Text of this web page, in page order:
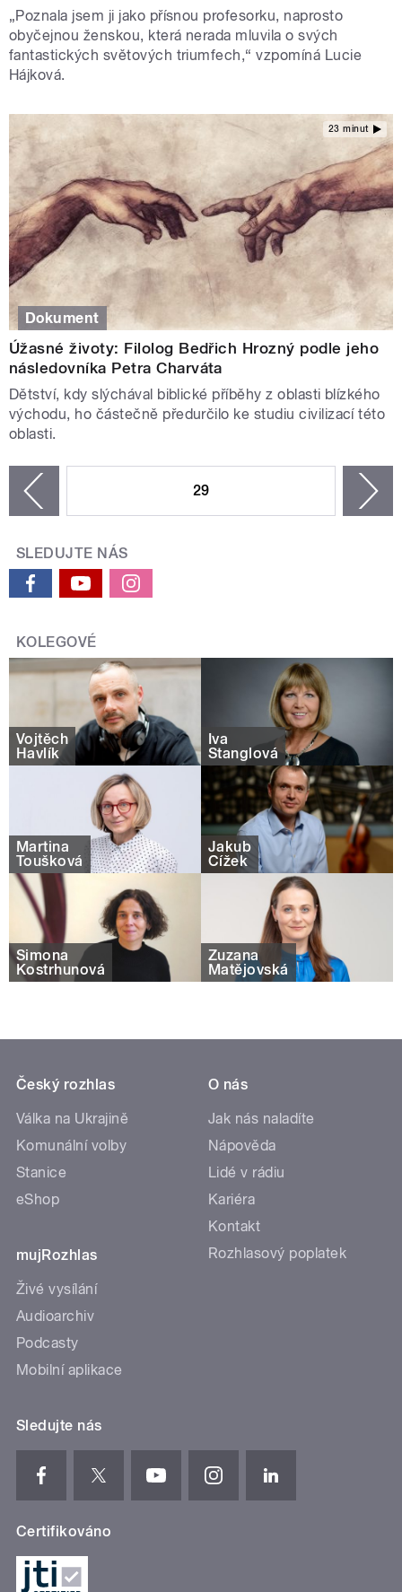
„Poznala jsem ji jako přísnou profesorku, naprosto
obyčejnou ženskou, která nerada mluvila o svých
fantastických světových triumfech,“ vzpomíná Lucie
Hájková.
23 minut
Dokument
Úžasné životy: Filolog Bedřich Hrozný podle jeho
následovníka Petra Charváta
Dětství, kdy slýchával biblické příběhy z oblasti blízkého
východu, ho částečně předurčilo ke studiu civilizací této
oblasti.
29
SLEDUJTE NÁS
KOLEGOVÉ
Vojtěch
Havlík
Iva
Stanglová
Martina
Toušková
Jakub
Čížek
Simona
Kostrhunová
Zuzana
Matějovská
Český rozhlas
Válka na Ukrajině
Komunální volby
Stanice
eShop
mujRozhlas
Živé vysílání
Audioarchiv
Podcasty
Mobilní aplikace
O nás
Jak nás naladíte
Nápověda
Lidé v rádiu
Kariéra
Kontakt
Rozhlasový poplatek
Sledujte nás
Certifikováno